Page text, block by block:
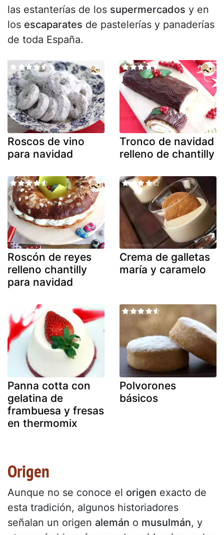
las estanterías de los supermercados y en
los escaparates de pastelerías y panaderías
de toda España.
Roscos de vino
para navidad
Tronco de navidad
relleno de chantilly
Roscón de reyes
relleno chantilly
para navidad
Crema de galletas
maría y caramelo
Panna cotta con
gelatina de
frambuesa y fresas
en thermomix
Polvorones
básicos
Origen
Aunque no se conoce el origen exacto de
esta tradición, algunos historiadores
señalan un origen alemán o musulmán, y